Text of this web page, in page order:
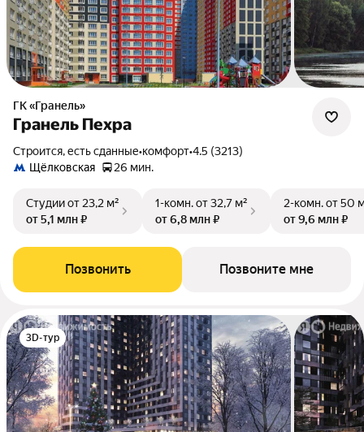
ГК «Гранель»
Гранель Пехра
Строится, есть сданные•комфорт•4.5 (3213)
Щёлковская
26 мин.
Студииот 23,2 м²
от 5,1 млн ₽
1-комн.от 32,7 м²
от 6,8 млн ₽
2-комн.от 50
от 9,6 млн ₽
Позвонить Позвоните мне
3D-тур